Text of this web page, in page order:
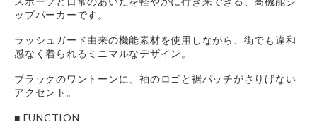
ップパーカーです。
ラッシュガード由来の機能素材を使用しながら、街でも違和
感なく着られるミニマルなデザイン。
ブラックのワントーンに、袖のロゴと裾パッチがさりげない
アクセント。
■ FUNCTION